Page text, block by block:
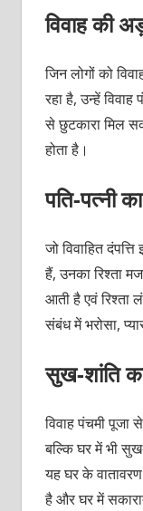
विवाह की
जिन लोगों को
रहा है, उन्‍हें
से छुटकारा मिल
होता है।
पति-पत्‍नी
जो विवाहित
हैं, उनका रिश्‍ता
आती है एवं रिश्‍ता
संबंध में भरोसा,
सुख-शांति
विवाह पंचमी पूजा
बल्कि घर में भी
यह घर के
है और घर में